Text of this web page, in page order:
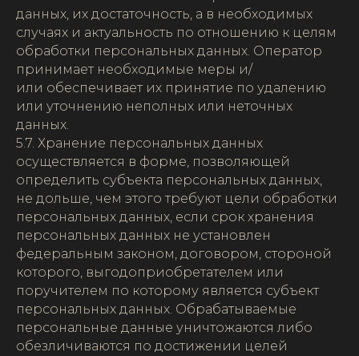
данных, их достаточность, а в необходимых
случаях и актуальность по отношению к целям
обработки персональных данных. Оператор
принимает необходимые меры и/
или обеспечивает их принятие по удалению
или уточнению неполных или неточных
данных.
5.7. Хранение персональных данных
осуществляется в форме, позволяющей
определить субъекта персональных данных,
не дольше, чем этого требуют цели обработки
персональных данных, если срок хранения
персональных данных не установлен
федеральным законом, договором, стороной
которого, выгодоприобретателем или
поручителем по которому является субъект
персональных данных. Обрабатываемые
персональные данные уничтожаются либо
обезличиваются по достижении целей